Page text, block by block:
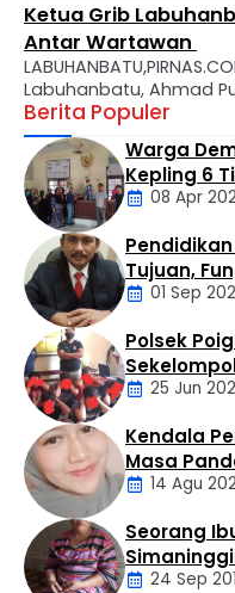
Ketua Grib
Antar Wartawan
Labuhanbatu, Ahmad
turnamen catur antar
Cafe Marsuo Jalan Aek
Sabtu pagi (8/8/2026).
menyambut HUT RI ke-
berbagai media.
tingkatkan silaturahmi
Putra …
Berita Populer
Daerah
Warga
Kepling 6
Tak08 Apr
Artikel
Tujuan,
01 Sep
Daerah
Polsek
25 Jun
Artikel
Kendala
Masa
14 Agu
Seorang
24 Sep